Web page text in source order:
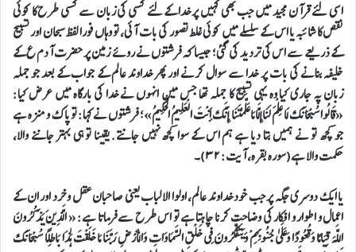
اسی لئے قرآن مجید میں جب بھی کہیں پر خدا کے لئے کسی کی زبان سے کسی طرح کا کوئی
نقص کا شائبہ یا اس کے سلسلے میں کوئی غلط تصور کی بات آئی، تو وہاں فورا لفظ سبحان اور تسبیح
کے ذریعے سے اس کی تردید کی گئی؛ جیسا کہ فرشتوں نے روئے زمین پر حضرت آدم ع کے
خلیفہ بنانے کی بات پر خدا سے سوال کرنے اور پھر خداوند عالم کے جواب کے بعد جو جملہ
زبان پہ جاری کیا وہ یہی تسبیح کا جملہ تھا جس میں انہوں نے خدا کی بارگاہ میں عرض کیا:
«قَالُوا سُبْحَانَكَ لَا عِلْمَ لَنَا إِلَّا مَا عَلَّمْتَنَا إِنَّكَ أَنْتَ الْعَلِيمُ الْحَكِيمُ»؛ فرشتوں نے کہا: تو پاک و منزہ ہے
جو کچھ تو نے ہمیں بتا دیا ہے ہم اس کے سوا کچھ نہیں جانتے. یقینا تو ہی بہتر جاننے والا،
حکمت والا ہے(سورہ بقرہ، آیت: ٣٢)۔
یا ایک دوسری جگہ پر جب خود خداوند عالم، اولوا الالباب یعنی صاحبان عقل و خرد اور ان کے
اعمال و اطوار و افکار کی وضاحت کرنا چاہتا ہے تو اس طرح سے فرماتا ہے: « الَّذِينَ يَذْكُرُونَ
اللَّهَ قِيَامًا وَقُعُودًا وَعَلَىٰ جُنُوبِهِمْ وَيَتَفَكَّرُونَ فِي خَلْقِ السَّمَاوَاتِ وَالْأَرْضِ رَبَّنَا مَا خَلَقْتَ هَٰذَا بَاطِلًا سُبْحَانَكَ